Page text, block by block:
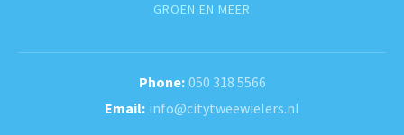
GROEN EN MEER
050 318 5566
info@citytweewielers.nl